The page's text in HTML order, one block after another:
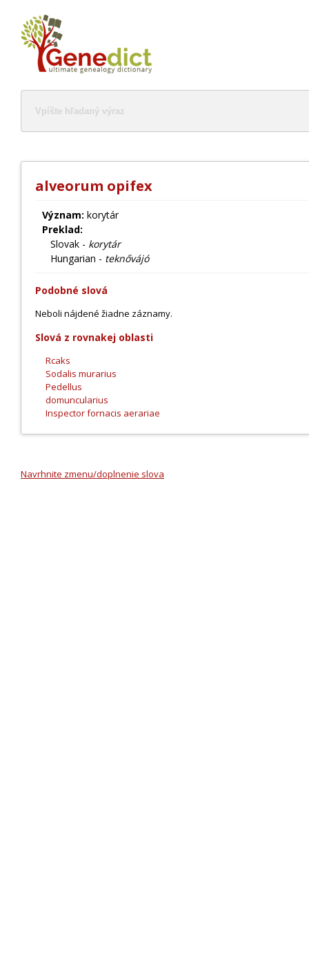
alveorum opifex
Význam: korytár
Preklad:
Slovak - korytár
Hungarian - teknővájó
Podobné slová
Neboli nájdené žiadne záznamy.
Slová z rovnakej oblasti
Rcaks
Sodalis murarius
Pedellus
domuncularius
Inspector fornacis aerariae
Navrhnite zmenu/doplnenie slova